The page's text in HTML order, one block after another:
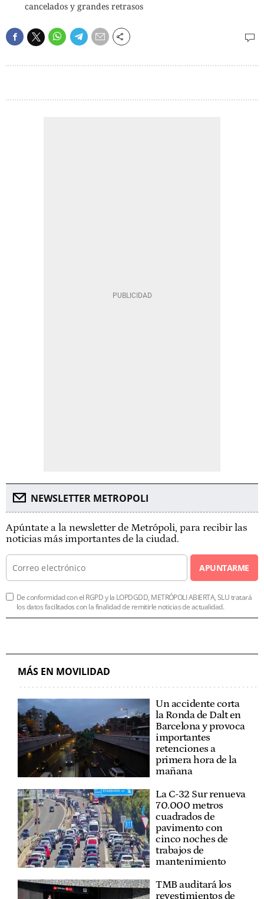
cancelados y grandes retrasos
NEWSLETTER METROPOLI
Apúntate a la newsletter de Metrópoli, para recibir las
noticias más importantes de la ciudad.
APUNTARME
De conformidad con el RGPD y la LOPDGDD, METRÓPOLI ABIERTA, SLU tratará
los datos facilitados con la finalidad de remitirle noticias de actualidad.
MÁS EN MOVILIDAD
Un accidente corta
la Ronda de Dalt en
Barcelona y provoca
importantes
retenciones a
primera hora de la
mañana
La C-32 Sur renueva
70.000 metros
cuadrados de
pavimento con
cinco noches de
trabajos de
mantenimiento
TMB auditará los
revestimientos de